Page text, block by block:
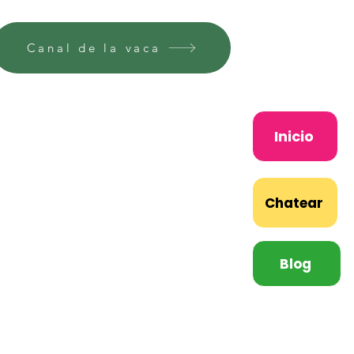
Chatear
Blog
Inicio
Canal de la vaca